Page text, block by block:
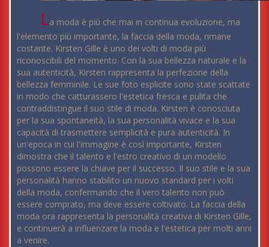
La moda è più che mai in continua evoluzione, ma
l'elemento più importante, la faccia della moda, rimane
costante. Kirsten Gille è uno dei volti di moda più
riconoscibili del momento. Con la sua bellezza naturale e la
sua autenticità, Kirsten rappresenta la perfezione della
bellezza femminile. Le sue foto esplicite sono state scattate
in modo che catturassero l'estetica fresca e pulita che
contraddistingue il suo stile di moda. Kirsten è conosciuta
per la sua spontaneità, la sua personalità vivace e la sua
capacità di trasmettere semplicità e pura autenticità. In
un'epoca in cui l'immagine è così importante, Kirsten
dimostra che il talento e l'estro creativo di un modello
possono essere la chiave per il successo. Il suo stile e la sua
personalità hanno stabilito un nuovo standard per i volti
della moda, confermando che il vero talento non può
essere comprato, ma deve essere coltivato. La faccia della
moda ora rappresenta la personalità creativa di Kirsten Gille,
e continuerà a influenzare la moda e l'estetica per molti anni
a venire.